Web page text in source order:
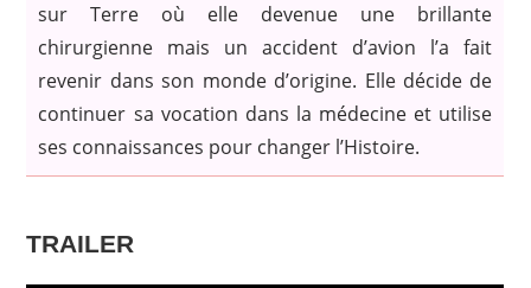
sur Terre où elle devenue une brillante
chirurgienne mais un accident d’avion l’a fait
revenir dans son monde d’origine. Elle décide de
continuer sa vocation dans la médecine et utilise
ses connaissances pour changer l’Histoire.
TRAILER